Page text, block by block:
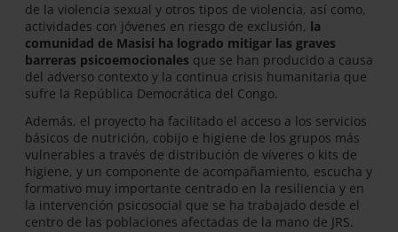
de la violencia sexual y otros tipos de violencia, así como,
actividades con jóvenes en riesgo de exclusión, la
comunidad de Masisi ha logrado mitigar las graves
barreras psicoemocionales que se han producido a causa
del adverso contexto y la continua crisis humanitaria que
sufre la República Democrática del Congo.
Además, el proyecto ha facilitado el acceso a los servicios
básicos de nutrición, cobijo e higiene de los grupos más
vulnerables a través de distribución de víveres o kits de
higiene, y un componente de acompañamiento, escucha y
formativo muy importante centrado en la resiliencia y en
la intervención psicosocial que se ha trabajado desde el
centro de las poblaciones afectadas de la mano de JRS.